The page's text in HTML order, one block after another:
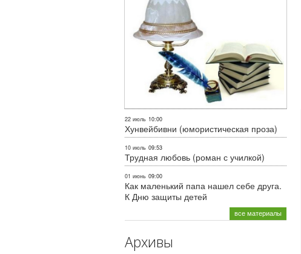
22 июль 10:00
Хунвейбивни (юмористическая проза)
10 июль 09:53
Трудная любовь (роман с училкой)
01 июнь 09:00
Как маленький папа нашел себе друга.
К Дню защиты детей
все материалы
Архивы